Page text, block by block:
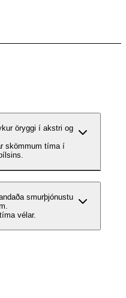
öryggi í akstri og
skömmum tíma í
smurþjónustu
vélar.